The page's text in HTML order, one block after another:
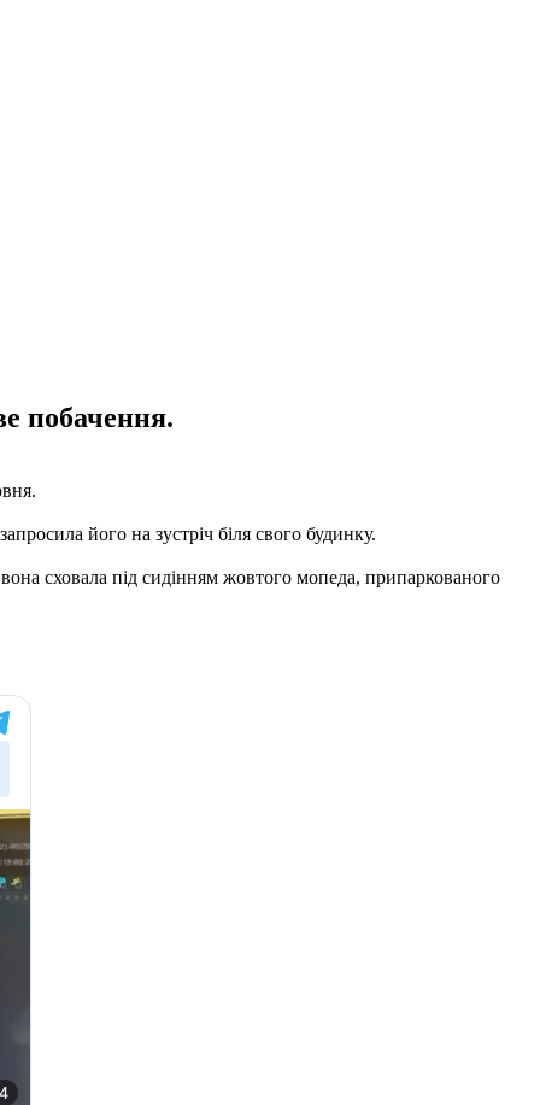
побачення.
його на зустріч біля свого будинку.
сховала під сидінням жовтого мопеда, припаркованого